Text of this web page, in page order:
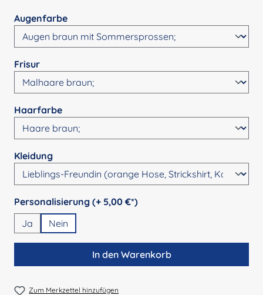
Augenfarbeauswählen
Frisurauswählen
Haarfarbeauswählen
Kleidungauswählen
Personalisierung (+ 5,00 €*)auswählen
Ja
Nein
In den Warenkorb
Zum Merkzettel hinzufügen